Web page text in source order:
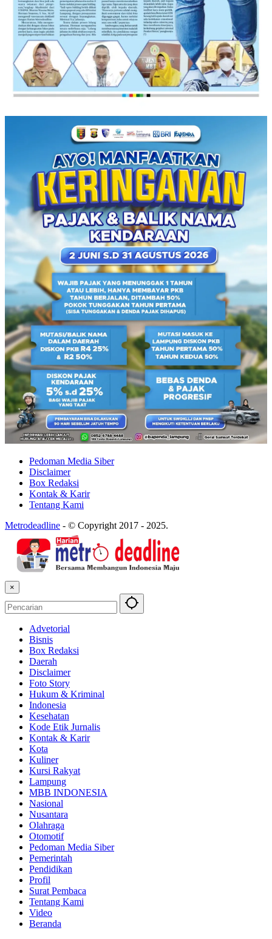
Pedoman Media Siber
Disclaimer
Box Redaksi
Kontak & Karir
Tentang Kami
Metrodeadline - © Copyright 2017 - 2025.
×
Advetorial
Bisnis
Box Redaksi
Daerah
Disclaimer
Foto Story
Hukum & Kriminal
Indonesia
Kesehatan
Kode Etik Jurnalis
Kontak & Karir
Kota
Kuliner
Kursi Rakyat
Lampung
MBB INDONESIA
Nasional
Nusantara
Olahraga
Otomotif
Pedoman Media Siber
Pemerintah
Pendidikan
Profil
Surat Pembaca
Tentang Kami
Video
Beranda